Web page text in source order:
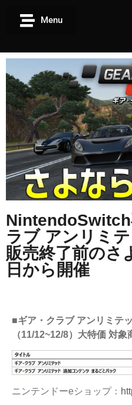
Menu
NintendoSwitch
ラブ アンリミ
販売終了前のさ
日から開催
■ギア・クラブ アンリミテ
（11/12~12/8）大特価 対象
ニンテンドーeショップ：